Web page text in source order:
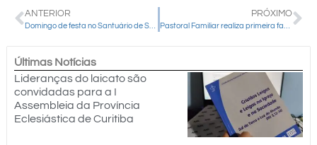
ANTERIOR PRÓXIMO
Últimas Notícias
Lideranças do laicato são
convidadas para a I
Assembleia da Província
Eclesiástica de Curitiba